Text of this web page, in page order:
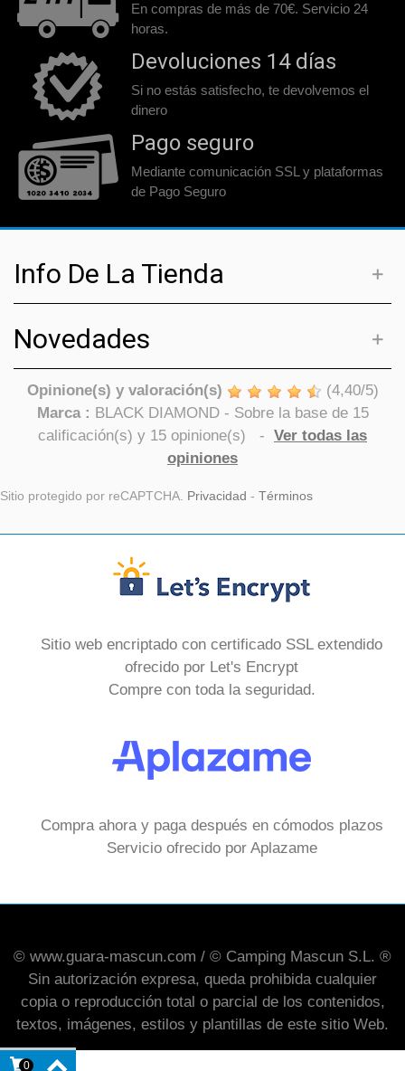
En compras de más de 70€. Servicio 24
horas.
Devoluciones 14 días
Si no estás satisfecho, te devolvemos el
dinero
Pago seguro
Mediante comunicación SSL y plataformas
de Pago Seguro
Info De La Tienda
Novedades
Opinione(s) y valoración(s) (4,40/5)
Marca : BLACK DIAMOND- Sobre la base de 15
calificación(s) y 15 opinione(s) - Ver todas las
opiniones
Sitio protegido por reCAPTCHA. Privacidad - Términos
Sitio web encriptado con certificado SSL extendido
ofrecido por Let's Encrypt
Compre con toda la seguridad.
Compra ahora y paga después en cómodos plazos
Servicio ofrecido por Aplazame
© www.guara-mascun.com / © Camping Mascun S.L. ®
Sin autorización expresa, queda prohibida cualquier
copia o reproducción total o parcial de los contenidos,
textos, imágenes, estilos y plantillas de este sitio Web.
0